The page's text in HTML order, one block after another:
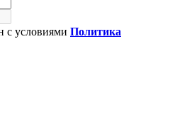
с условиями Политика